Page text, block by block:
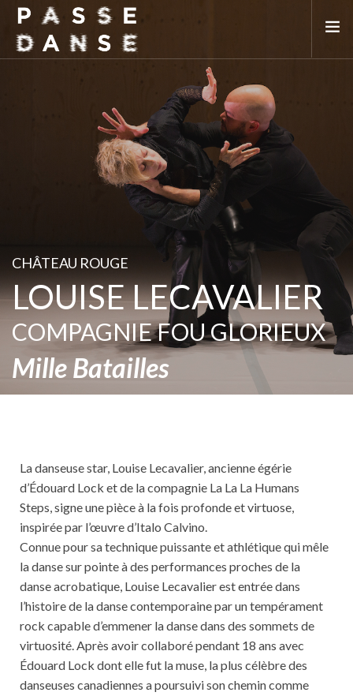
LES LIEUX PARTENAIRES
CHÂTEAU ROUGE
LOUISE LECAVALIER
COMPAGNIE FOU GLORIEUX
Mille Batailles
La danseuse star, Louise Lecavalier, ancienne égérie
d’Édouard Lock et de la compagnie La La La Humans
Steps, signe une pièce à la fois profonde et virtuose,
inspirée par l’œuvre d’Italo Calvino.
Connue pour sa technique puissante et athlétique qui mêle
la danse sur pointe à des performances proches de la
danse acrobatique, Louise Lecavalier est entrée dans
l’histoire de la danse contemporaine par un tempérament
rock capable d’emmener la danse dans des sommets de
virtuosité. Après avoir collaboré pendant 18 ans avec
Édouard Lock dont elle fut la muse, la plus célèbre des
danseuses canadiennes a poursuivi son chemin comme